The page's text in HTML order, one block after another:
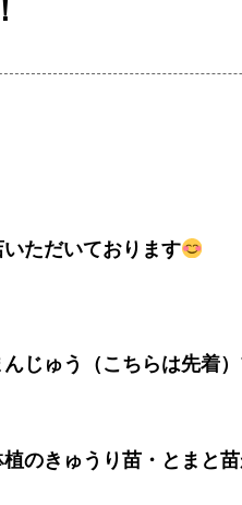
ただいております
じゅう（こちらは先着
のきゅうり苗・とまと苗